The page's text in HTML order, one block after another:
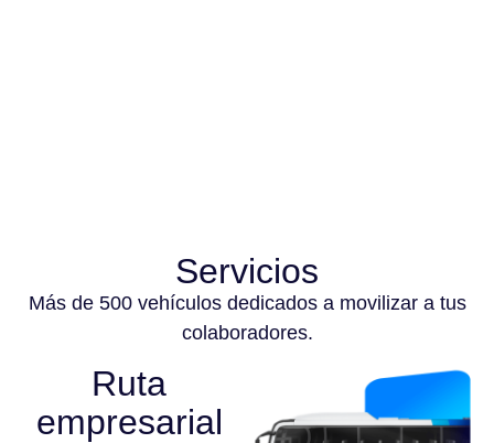
Servicios
Más de 500 vehículos dedicados a movilizar a tus
colaboradores.
Ruta
empresarial